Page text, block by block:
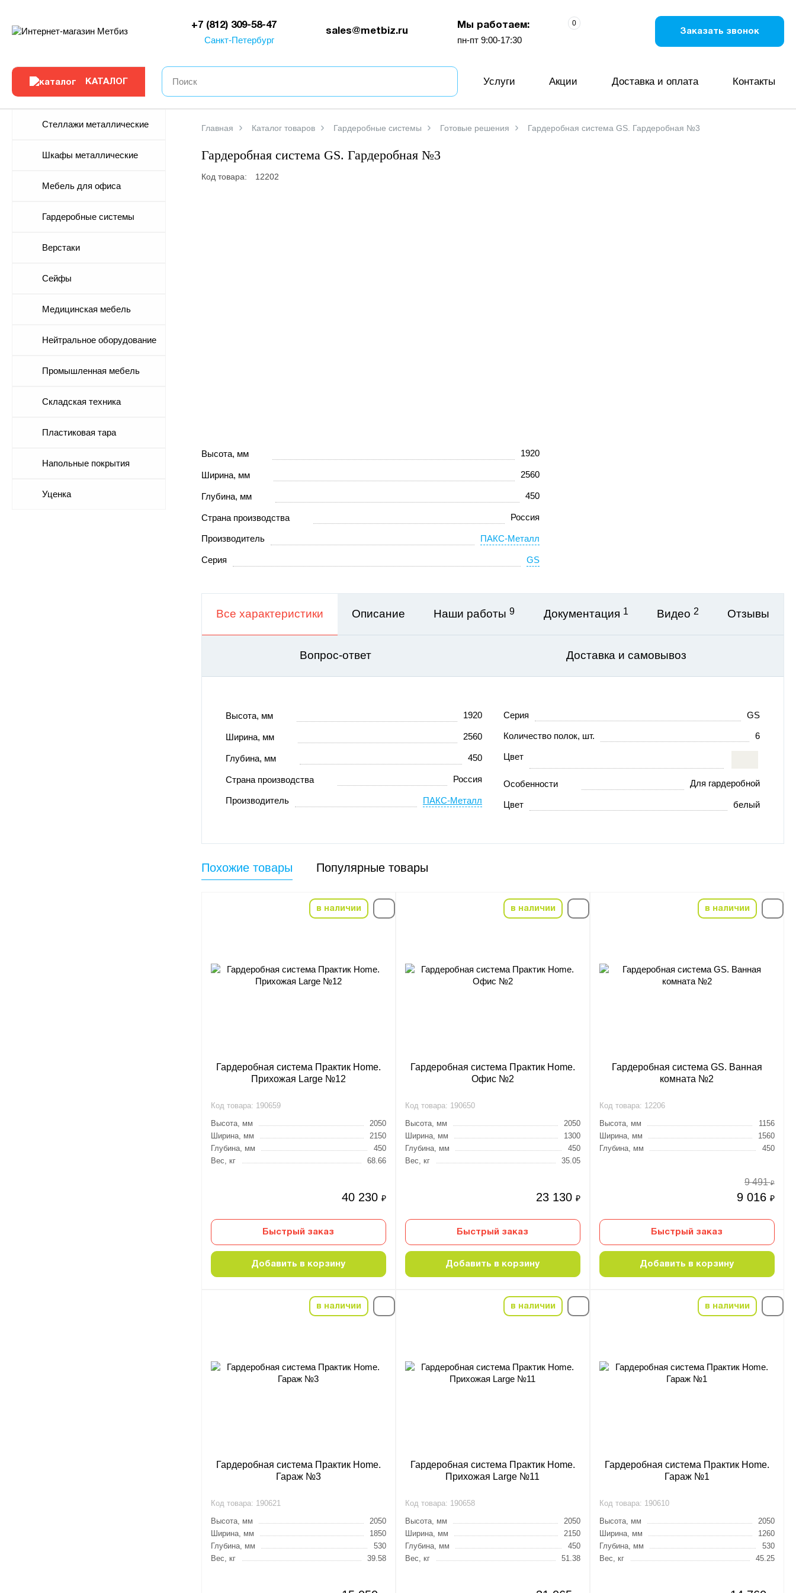
+7 (812) 309-58-47
Санкт-Петербург
sales@metbiz.ru
Мы работаем:
пн-пт 9:00-17:30
0
Заказать звонок
КАТАЛОГ Услуги Акции Доставка и оплата Контакты
Стеллажи металлические
Шкафы металлические
Мебель для офиса
Гардеробные системы
Верстаки
Сейфы
Медицинская мебель
Нейтральное оборудование
Промышленная мебель
Складская техника
Пластиковая тара
Напольные покрытия
Уценка
Главная Каталог товаров Гардеробные системы Готовые решения Гардеробная система GS. Гардеробная №3
Гардеробная система GS. Гардеробная №3
Код товара: 12202
Высота, мм 1920
Ширина, мм 2560
Глубина, мм 450
Страна производства Россия
Производитель ПАКС-Металл
Серия GS
Все характеристики
Высота, мм 1920
Ширина, мм 2560
Глубина, мм 450
Страна производства Россия
Производитель ПАКС-Металл
Серия GS
Количество полок, шт. 6
Цвет
Особенности Для гардеробной
Цвет белый
Описание Наши работы9 Документация 1 Видео 2 Отзывы
Вопрос-ответ Доставка и самовывоз
Похожие товары Популярные товары
в наличии
Гардеробная система Практик Home.
Прихожая Large №12
Код товара: 190659
Высота, мм
2050
Ширина, мм
2150
Глубина, мм
450
Вес, кг
68.66
40 230 ₽
Быстрый заказ
Добавить в корзину
в наличии
Гардеробная система Практик Home.
Офис №2
Код товара: 190650
Высота, мм
2050
Ширина, мм
1300
Глубина, мм
450
Вес, кг
35.05
23 130 ₽
Быстрый заказ
Добавить в корзину
в наличии
Гардеробная система GS. Ванная
комната №2
Код товара: 12206
Высота, мм
1156
Ширина, мм
1560
Глубина, мм
450
9 016 ₽
9 491₽
Быстрый заказ
Добавить в корзину
в наличии
Гардеробная система Практик Home.
Гараж №3
Код товара: 190621
Высота, мм
2050
Ширина, мм
1850
Глубина, мм
530
Вес, кг
39.58
в наличии
Гардеробная система Практик Home.
Прихожая Large №11
Код товара: 190658
Высота, мм
2050
Ширина, мм
2150
Глубина, мм
450
Вес, кг
51.38
в наличии
Гардеробная система Практик Home.
Гараж №1
Код товара: 190610
Высота, мм
2050
Ширина, мм
1260
Глубина, мм
530
Вес, кг
45.25